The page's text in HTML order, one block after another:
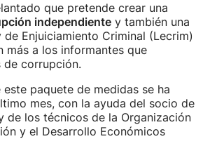
que pretende crear una
independiente y también una
Enjuiciamiento Criminal (Lecrim)
más a los informantes que
de corrupción.
paquete de medidas se ha
mes, con la ayuda del socio de
de los técnicos de la Organización
y el Desarrollo Económicos